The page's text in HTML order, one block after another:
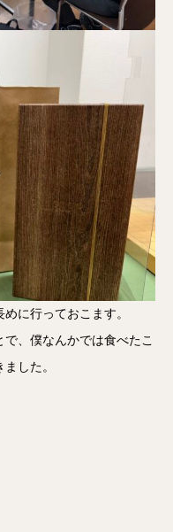
に行っておこます。
、僕なんかでは食べたこ
した。